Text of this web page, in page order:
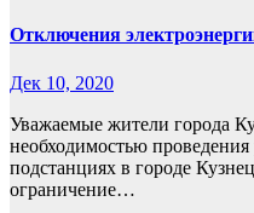
Отключения
Дек 10, 2020
Уважаемые жители города
необходимостью
подстанциях в городе
ограничение…